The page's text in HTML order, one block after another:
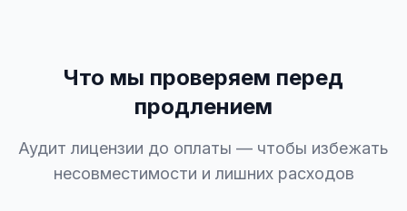
Что мы проверяем перед
продлением
Аудит лицензии до оплаты — чтобы избежать
несовместимости и лишних расходов